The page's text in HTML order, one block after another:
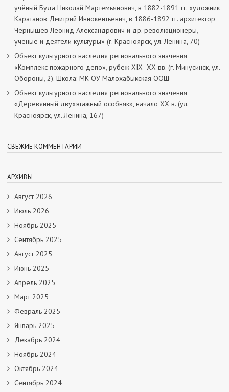
учёный Буда Николай Мартемьянович, в 1882-1891 гг. художник
Каратанов Дмитрий Иннокентьевич, в 1886-1892 гг. архитектор
Чернышев Леонид Александрович и др. революционеры,
учёные и деятели культуры» (г. Красноярск, ул. Ленина, 70)
Объект культурного наследия регионального значения
«Комплекс пожарного депо», рубеж XIX–XX вв. (г. Минусинск, ул.
Обороны, 2). Школа: МК ОУ Малохабыкская ООШ
Объект культурного наследия регионального значения
«Деревянный двухэтажный особняк», начало ХХ в. (ул.
Красноярск, ул. Ленина, 167)
СВЕЖИЕ КОММЕНТАРИИ
АРХИВЫ
Август 2026
Июль 2026
Ноябрь 2025
Сентябрь 2025
Август 2025
Июнь 2025
Апрель 2025
Март 2025
Февраль 2025
Январь 2025
Декабрь 2024
Ноябрь 2024
Октябрь 2024
Сентябрь 2024